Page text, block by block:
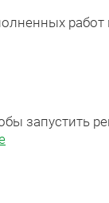
запустить